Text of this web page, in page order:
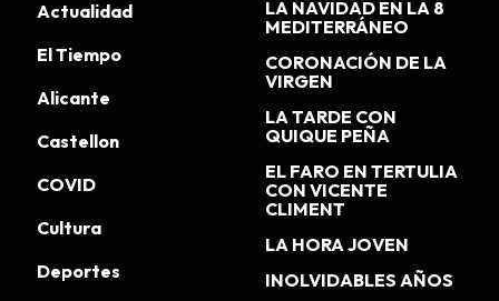
Actualidad
El Tiempo
Alicante
Castellon
COVID
Cultura
Deportes
LA NAVIDAD EN LA 8
MEDITERRÁNEO
CORONACIÓN DE LA
VIRGEN
LA TARDE CON
QUIQUE PEÑA
EL FARO EN TERTULIA
CON VICENTE
CLIMENT
LA HORA JOVEN
INOLVIDABLES AÑOS